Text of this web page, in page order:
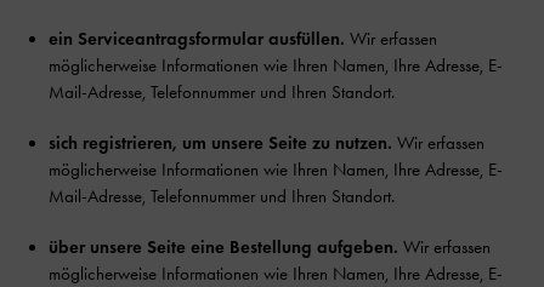
ein Serviceantragsformular ausfüllen. Wir erfassen
möglicherweise Informationen wie Ihren Namen, Ihre Adresse, E-
Mail-Adresse, Telefonnummer und Ihren Standort.
sich registrieren, um unsere Seite zu nutzen. Wir erfassen
möglicherweise Informationen wie Ihren Namen, Ihre Adresse, E-
Mail-Adresse, Telefonnummer und Ihren Standort.
über unsere Seite eine Bestellung aufgeben. Wir erfassen
möglicherweise Informationen wie Ihren Namen, Ihre Adresse, E-